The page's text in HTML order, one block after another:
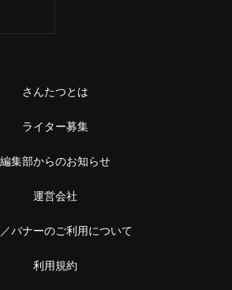
さんたつとは
ライター募集
編集部からのお知らせ
運営会社
バナーのご利用について
利用規約